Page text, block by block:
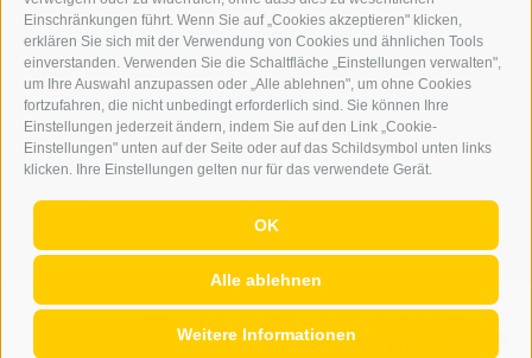
Einschränkungen führt. Wenn Sie auf „Cookies akzeptieren" klicken,
erklären Sie sich mit der Verwendung von Cookies und ähnlichen Tools
einverstanden. Verwenden Sie die Schaltfläche „Einstellungen verwalten",
um Ihre Auswahl anzupassen oder „Alle ablehnen", um ohne Cookies
fortzufahren, die nicht unbedingt erforderlich sind. Sie können Ihre
Einstellungen jederzeit ändern, indem Sie auf den Link „Cookie-
Einstellungen" unten auf der Seite oder auf das Schildsymbol unten links
klicken. Ihre Einstellungen gelten nur für das verwendete Gerät.
OK
Alle ablehnen
Weitere Informationen
VERANSTALTUNGSKALENDER
KLEINANZEIGER
NÜTZLICHE LINKS
WETTER
WEBCAM
VIDEOS
TRAUER
|
Cookie Präferenzen